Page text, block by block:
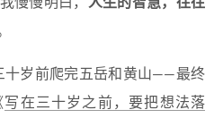
十岁前爬完五岳和黄山——最终
写在三十岁之前，要把想法落